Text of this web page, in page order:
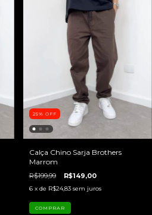
25% OFF
Calça Chino Sarja Brothers
Marrom
R$199,99 R$149,00
6 x de R$24,83 sem juros
COMPRAR